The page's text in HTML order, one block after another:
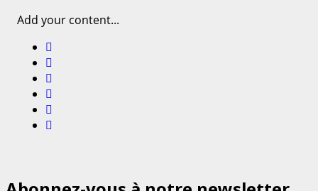
Add your content...